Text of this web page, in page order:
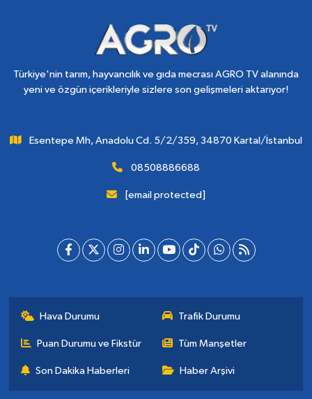
Türkiye'nin tarım, hayvancılık ve gıda mecrası AGRO TV alanında
yeni ve özgün içerikleriyle sizlere son gelişmeleri aktarıyor!
Esentepe Mh, Anadolu Cd. 5/2/359, 34870 Kartal/İstanbul
08508886688
[email protected]
Hava Durumu Trafik Durumu
Puan Durumu ve Fikstür Tüm Manşetler
Son Dakika Haberleri Haber Arşivi